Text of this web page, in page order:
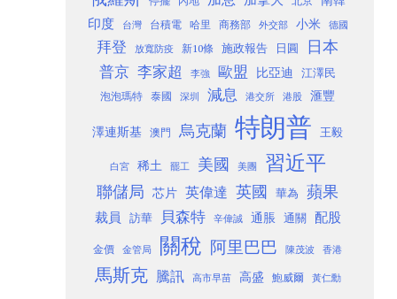
印度
台灣 台積電 哈里 商務部 外交部 小米 德國
拜登 放寬防疫 新10條 施政報告 日圓 日本
普京 李家超 李強 歐盟 比亞迪 江澤民
泡泡瑪特 泰國 深圳 減息 港交所 港股 滙豐
澤連斯基 澳門 烏克蘭 特朗普 王毅
白宮 稀土 罷工 美國 美團 習近平
聯儲局 芯片 英偉達 英國 華為 蘋果
裁員 訪華 貝森特 辛偉誠 通脹 通關 配股
金價 金管局 關稅 阿里巴巴 陳茂波 香港
馬斯克 騰訊 高市早苗 高盛 鮑威爾 黃仁勳